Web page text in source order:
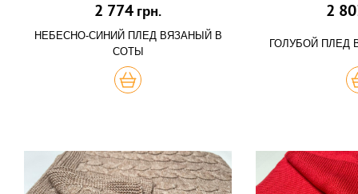
2 774 грн.
НЕБЕСНО-СИНИЙ ПЛЕД ВЯЗАНЫЙ В
СОТЫ
КУПИТЬ
2
ГОЛУБОЙ ПЛЕД